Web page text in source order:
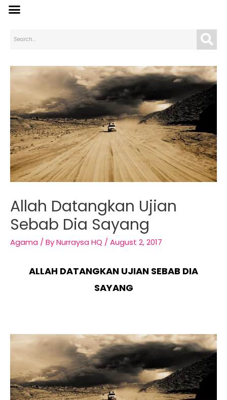
Allah Datangkan Ujian
Sebab Dia Sayang
Agama / ByNurraysa HQ / August 2, 2017
ALLAH DATANGKAN UJIAN SEBAB DIA
SAYANG